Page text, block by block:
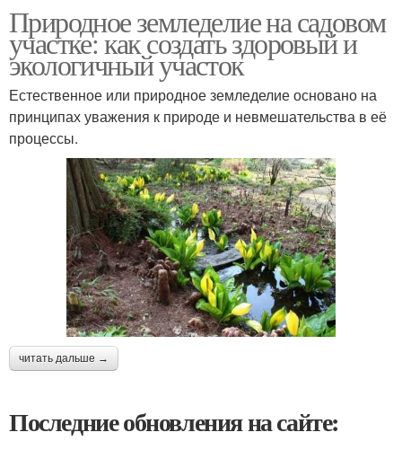
Природное земледелие на садовом
участке: как создать здоровый и
экологичный участок
Естественное или природное земледелие основано на
принципах уважения к природе и невмешательства в её
процессы.
читать дальше →
Последние обновления на сайте: